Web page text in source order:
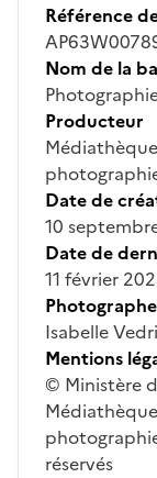
Référence
Nom de la
Producteur
Date de
10
Date de
11 février
Photographe
Isabelle
Mentions
© Ministère
réservés